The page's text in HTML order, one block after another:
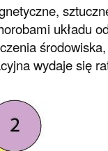
układu
wydaje się